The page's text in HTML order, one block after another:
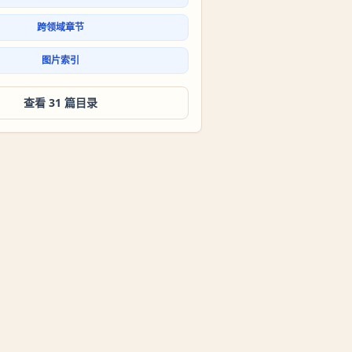
跨领域章节
图片索引
查看 31 篇目录